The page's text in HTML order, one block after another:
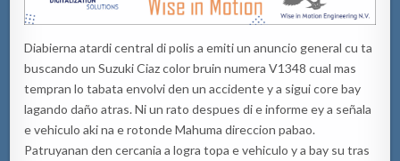
Diabierna atardi central di polis a emiti un anuncio general cu ta
buscando un Suzuki Ciaz color bruin numera V1348 cual mas
tempran lo tabata envolvi den un accidente y a sigui core bay
lagando daño atras. Ni un rato despues di e informe ey a señala
e vehiculo aki na e rotonde Mahuma direccion pabao.
Patruyanan den cercania a logra topa e vehiculo y a bay su tras